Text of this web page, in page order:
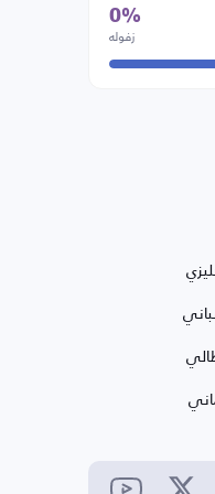
0%
زفوله